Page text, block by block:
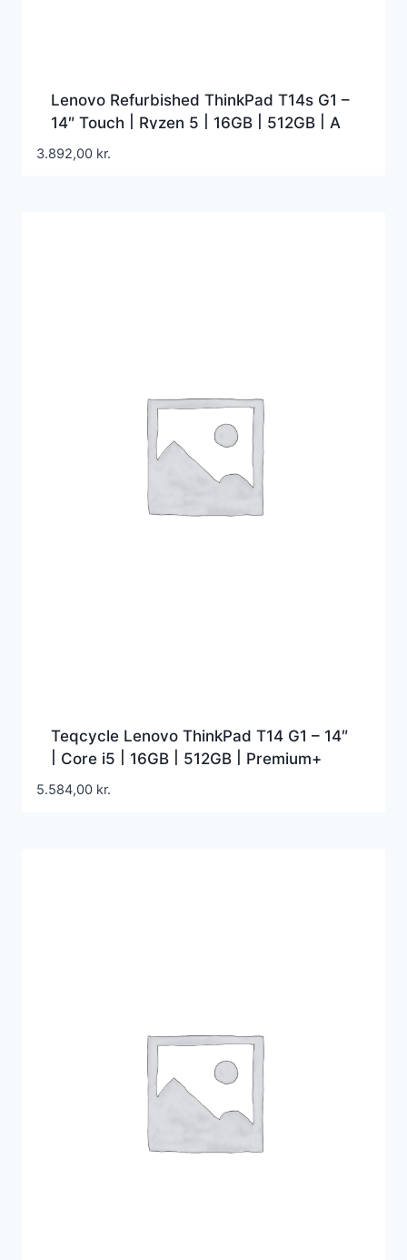
Lenovo Refurbished ThinkPad T14s G1 –
14″ Touch | Ryzen 5 | 16GB | 512GB | A
Grade
3.892,00 kr.
Teqcycle Lenovo ThinkPad T14 G1 – 14″
| Core i5 | 16GB | 512GB | Premium+
Grade | Refurbished
5.584,00 kr.